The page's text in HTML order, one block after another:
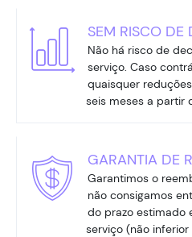
SEM RISCO DE
Não há risco de
serviço. Caso
quaisquer
seis meses a partir
GARANTIA DE
Garantimos o
não consigamos
do prazo estimado
serviço (não inferior